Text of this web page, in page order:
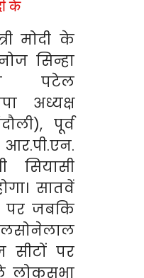
के
मोदी के
सिन्हा
पटेल
अध्यक्ष
पूर्व
सियासी
सातवें
पर जबकि
सीटों पर
लोकसभा